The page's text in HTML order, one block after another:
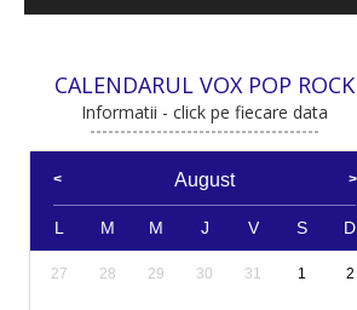
CALENDARUL VOX POP ROCK
Informatii - click pe fiecare data
August
L M M J V S D
27 28 29 30 31 1 2